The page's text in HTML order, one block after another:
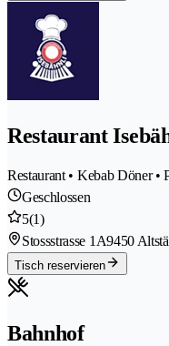
Restaurant
Restaurant • Kebab Döner •
Geschlossen
5(1)
Stossstrasse 1A9450
Tisch reservieren
Bahnhof